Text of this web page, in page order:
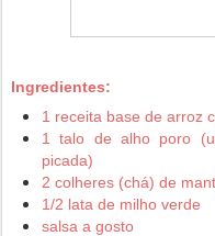
Ingredientes:
1 receita base de arroz
1 talo de alho poro
picada)
2 colheres (chá) de
1/2 lata de milho verde
salsa a gosto